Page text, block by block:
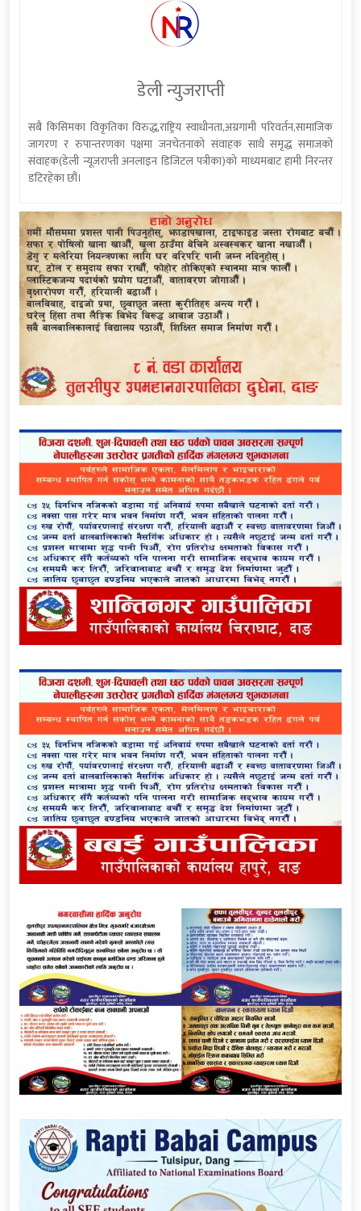
डेली न्युजराप्ती
सबै किसिमका विकृतिका विरुद्ध,राष्ट्रिय स्वाधीनता,अग्रगामी परिवर्तन,सामाजिक
जागरण र रुपान्तरणका पक्षमा जनचेतनाको संवाहक साथै समृद्ध समाजको
संवाहक(डेली न्यूजराप्ती अनलाइन डिजिटल पत्रीका)को माध्यमबाट हामी निरन्तर
डटिरहेका छौं।